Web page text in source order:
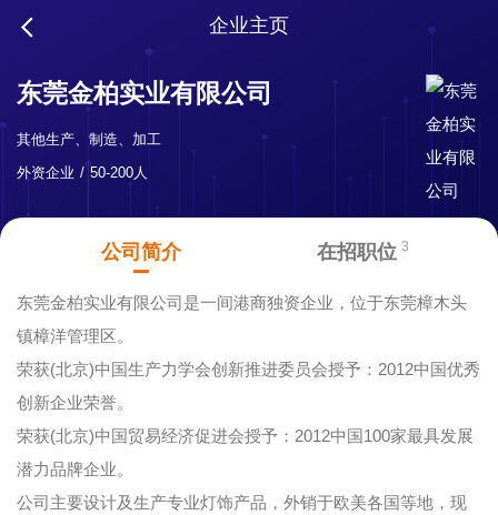
企业主页
东莞金柏实业有限公司
其他生产、制造、加工
外资企业
50-200人
公司简介 在招职位 3
东莞金柏实业有限公司是一间港商独资企业，位于东莞樟木头
镇樟洋管理区。
荣获(北京)中国生产力学会创新推进委员会授予：2012中国优秀
创新企业荣誉。
荣获(北京)中国贸易经济促进会授予：2012中国100家最具发展
潜力品牌企业。
公司主要设计及生产专业灯饰产品，外销于欧美各国等地，现